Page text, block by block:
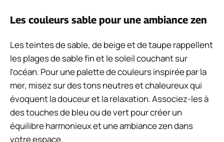
Les couleurs sable pour une ambiance zen
Les teintes de sable, de beige et de taupe rappellent
les plages de sable fin et le soleil couchant sur
l’océan. Pour une palette de couleurs inspirée par la
mer, misez sur des tons neutres et chaleureux qui
évoquent la douceur et la relaxation. Associez-les à
des touches de bleu ou de vert pour créer un
équilibre harmonieux et une ambiance zen dans
votre espace.